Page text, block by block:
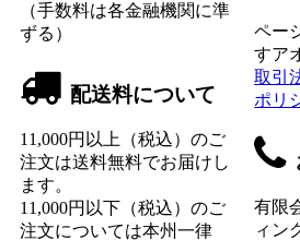
（手数料は各金融機関に準
ずる）
配送料について
11,000円以上（税込）のご
注文は送料無料でお届けし
ます。
11,000円以下（税込）のご
注文については本州一律
ペー
すア
取引
ポリ
有限
ィン